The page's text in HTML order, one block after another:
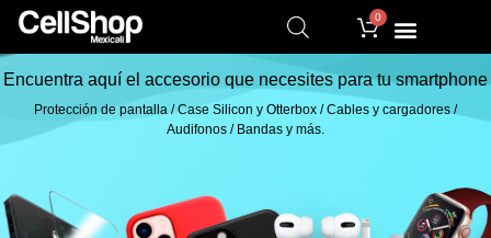
0
Encuentra aquí el accesorio que necesites para tu smartphone
Protección de pantalla / Case Silicon y Otterbox / Cables y cargadores /
Audifonos / Bandas y más.